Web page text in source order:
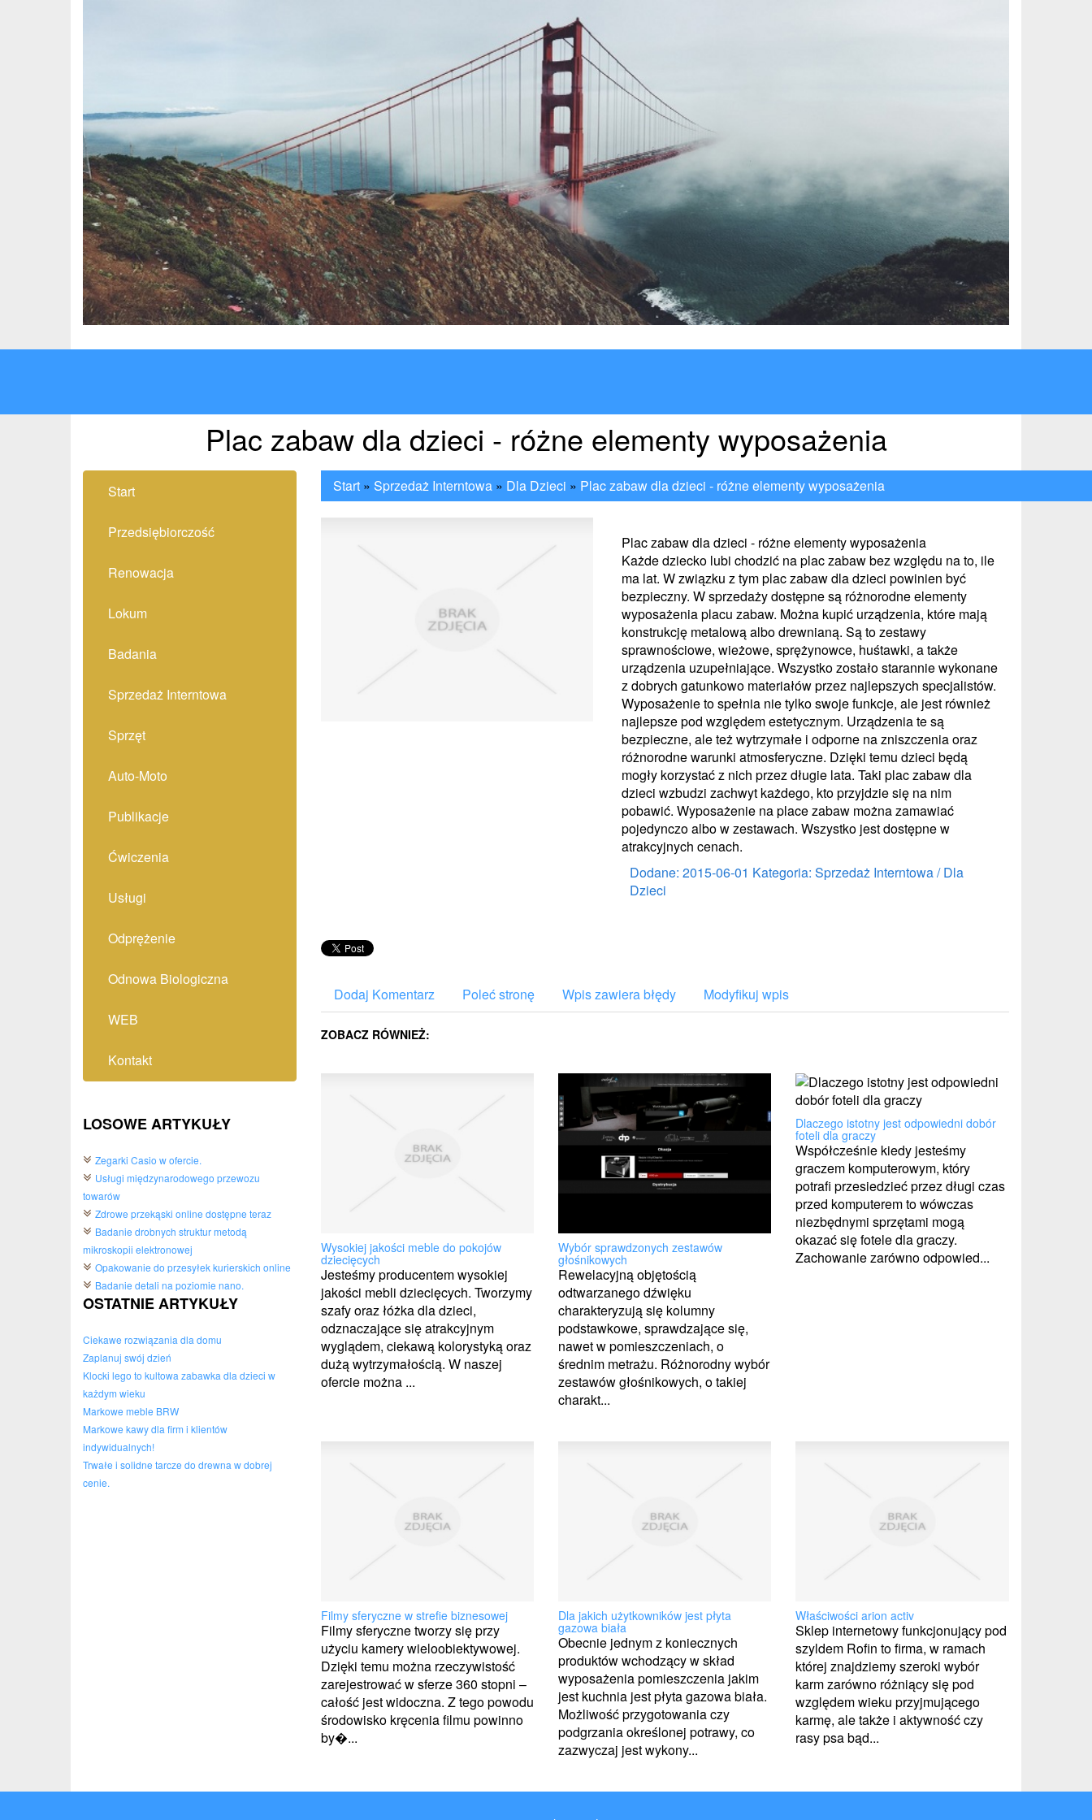
Plac zabaw dla dzieci - różne elementy wyposażenia
Start
Przedsiębiorczość
Renowacja
Lokum
Badania
Sprzedaż Interntowa
Sprzęt
Auto-Moto
Publikacje
Ćwiczenia
Usługi
Odprężenie
Odnowa Biologiczna
WEB
Kontakt
LOSOWE ARTYKUŁY
Zegarki Casio w ofercie.
Usługi międzynarodowego przewozu
towarów
Zdrowe przekąski online dostępne teraz
Badanie drobnych struktur metodą
mikroskopii elektronowej
Opakowanie do przesyłek kurierskich online
Badanie detali na poziomie nano.
OSTATNIE ARTYKUŁY
Ciekawe rozwiązania dla domu
Zaplanuj swój dzień
Klocki lego to kultowa zabawka dla dzieci w
każdym wieku
Markowe meble BRW
Markowe kawy dla firm i klientów
indywidualnych!
Trwałe i solidne tarcze do drewna w dobrej
cenie.
Start» Sprzedaż Interntowa» Dla Dzieci » Plac zabaw dla dzieci - różne elementy wyposażenia
Plac zabaw dla dzieci - różne elementy wyposażenia
Każde dziecko lubi chodzić na plac zabaw bez względu na to, ile
ma lat. W związku z tym plac zabaw dla dzieci powinien być
bezpieczny. W sprzedaży dostępne są różnorodne elementy
wyposażenia placu zabaw. Można kupić urządzenia, które mają
konstrukcję metalową albo drewnianą. Są to zestawy
sprawnościowe, wieżowe, sprężynowce, huśtawki, a także
urządzenia uzupełniające. Wszystko zostało starannie wykonane
z dobrych gatunkowo materiałów przez najlepszych specjalistów.
Wyposażenie to spełnia nie tylko swoje funkcje, ale jest również
najlepsze pod względem estetycznym. Urządzenia te są
bezpieczne, ale też wytrzymałe i odporne na zniszczenia oraz
różnorodne warunki atmosferyczne. Dzięki temu dzieci będą
mogły korzystać z nich przez długie lata. Taki plac zabaw dla
dzieci wzbudzi zachwyt każdego, kto przyjdzie się na nim
pobawić. Wyposażenie na place zabaw można zamawiać
pojedynczo albo w zestawach. Wszystko jest dostępne w
atrakcyjnych cenach.
Dodane: 2015-06-01 Kategoria: Sprzedaż Interntowa / Dla
Dzieci
Dodaj Komentarz Poleć stronę Wpis zawiera błędy Modyfikuj wpis
ZOBACZ RÓWNIEŻ:
Wysokiej jakości meble do pokojów
dziecięcych
Jesteśmy producentem wysokiej
jakości mebli dziecięcych. Tworzymy
szafy oraz łóżka dla dzieci,
odznaczające się atrakcyjnym
wyglądem, ciekawą kolorystyką oraz
dużą wytrzymałością. W naszej
ofercie można ...
Wybór sprawdzonych zestawów
głośnikowych
Rewelacyjną objętością
odtwarzanego dźwięku
charakteryzują się kolumny
podstawkowe, sprawdzające się,
nawet w pomieszczeniach, o
średnim metrażu. Różnorodny wybór
zestawów głośnikowych, o takiej
charakt...
Dlaczego istotny jest odpowiedni dobór
foteli dla graczy
Współcześnie kiedy jesteśmy
graczem komputerowym, który
potrafi przesiedzieć przez długi czas
przed komputerem to wówczas
niezbędnymi sprzętami mogą
okazać się fotele dla graczy.
Zachowanie zarówno odpowied...
Filmy sferyczne w strefie biznesowej
Filmy sferyczne tworzy się przy
użyciu kamery wieloobiektywowej.
Dzięki temu można rzeczywistość
zarejestrować w sferze 360 stopni –
całość jest widoczna. Z tego powodu
środowisko kręcenia filmu powinno
by�...
Dla jakich użytkowników jest płyta
gazowa biała
Obecnie jednym z koniecznych
produktów wchodzący w skład
wyposażenia pomieszczenia jakim
jest kuchnia jest płyta gazowa biała.
Możliwość przygotowania czy
podgrzania określonej potrawy, co
zazwyczaj jest wykony...
Właściwości arion activ
Sklep internetowy funkcjonujący pod
szyldem Rofin to firma, w ramach
której znajdziemy szeroki wybór
karm zarówno różniący się pod
względem wieku przyjmującego
karmę, ale także i aktywność czy
rasy psa bąd...